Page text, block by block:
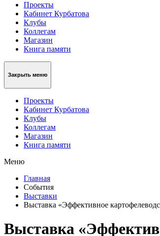
Проекты
Кабинет Курбатова
Клубы
Коллегам
Магазин
Книга памяти
Закрыть меню
Проекты
Кабинет Курбатова
Клубы
Коллегам
Магазин
Книга памяти
Меню
Главная
События
Выставки
Выставка «Эффективное
Выставка